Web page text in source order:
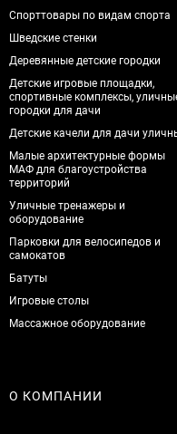
Спорттовары по видам спорта
Шведские стенки
Деревянные детские городки
Детские игровые площадки,
спортивные комплексы,
городки для дачи
Детские качели для дачи
Малые архитектурные формы
МАФ для благоустройства
территорий
Уличные тренажеры и
оборудование
Парковки для велосипедов и
самокатов
Батуты
Игровые столы
Массажное оборудование
О КОМПАНИИ